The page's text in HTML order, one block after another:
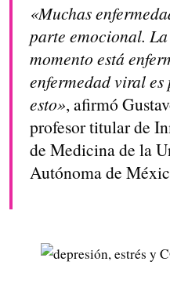
«Muchas
parte emocional.
momento está
enfermedad viral
esto», afirmó
profesor titular de
de Medicina de la
Autónoma de